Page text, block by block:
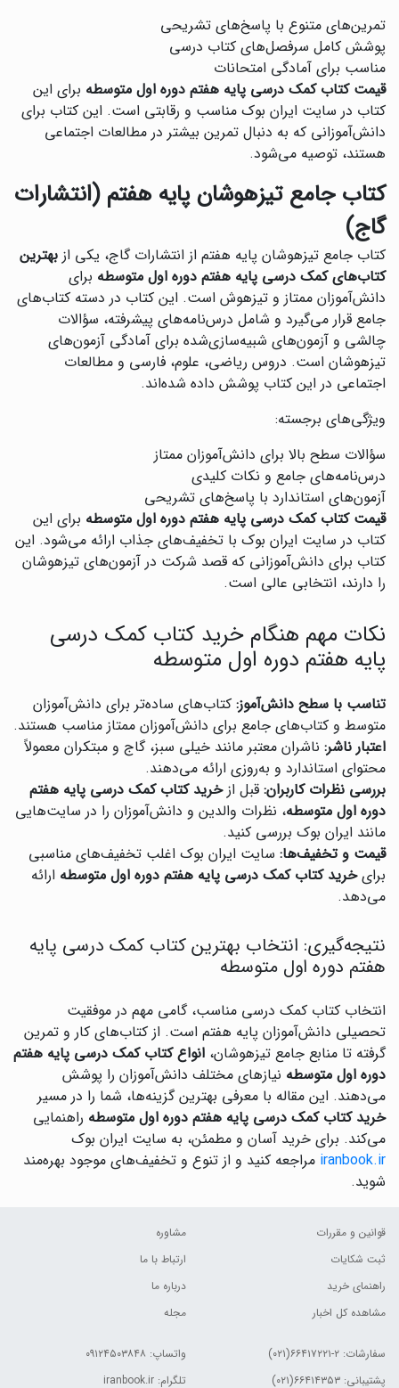
تمرین‌های متنوع با پاسخ‌های تشریحی
پوشش کامل سرفصل‌های کتاب درسی
مناسب برای آمادگی امتحانات
قیمت کتاب کمک درسی پایه هفتم دوره اول متوسطه برای این
کتاب در سایت ایران بوک مناسب و رقابتی است. این کتاب برای
دانش‌آموزانی که به دنبال تمرین بیشتر در مطالعات اجتماعی
هستند، توصیه می‌شود.
کتاب جامع تیزهوشان پایه هفتم (انتشارات
گاج)
کتاب جامع تیزهوشان پایه هفتم از انتشارات گاج، یکی از بهترین
کتاب‌های کمک درسی پایه هفتم دوره اول متوسطه برای
دانش‌آموزان ممتاز و تیزهوش است. این کتاب در دسته کتاب‌های
جامع قرار می‌گیرد و شامل درس‌نامه‌های پیشرفته، سؤالات
چالشی و آزمون‌های شبیه‌سازی‌شده برای آمادگی آزمون‌های
تیزهوشان است. دروس ریاضی، علوم، فارسی و مطالعات
اجتماعی در این کتاب پوشش داده شده‌اند.
ویژگی‌های برجسته:
سؤالات سطح بالا برای دانش‌آموزان ممتاز
درس‌نامه‌های جامع و نکات کلیدی
آزمون‌های استاندارد با پاسخ‌های تشریحی
قیمت کتاب کمک درسی پایه هفتم دوره اول متوسطه برای این
کتاب در سایت ایران بوک با تخفیف‌های جذاب ارائه می‌شود. این
کتاب برای دانش‌آموزانی که قصد شرکت در آزمون‌های تیزهوشان
را دارند، انتخابی عالی است.
نکات مهم هنگام خرید کتاب کمک درسی
پایه هفتم دوره اول متوسطه
تناسب با سطح دانش‌آموز: کتاب‌های ساده‌تر برای دانش‌آموزان
متوسط و کتاب‌های جامع برای دانش‌آموزان ممتاز مناسب هستند.
اعتبار ناشر: ناشران معتبر مانند خیلی سبز، گاج و مبتکران معمولاً
محتوای استاندارد و به‌روزی ارائه می‌دهند.
بررسی نظرات کاربران: قبل ازخرید کتاب کمک درسی پایه هفتم
دوره اول متوسطه، نظرات والدین و دانش‌آموزان را در سایت‌هایی
مانند ایران بوک بررسی کنید.
قیمت و تخفیف‌ها: سایت ایران بوک اغلب تخفیف‌های مناسبی
برایخرید کتاب کمک درسی پایه هفتم دوره اول متوسطه ارائه
می‌دهد.
نتیجه‌گیری: انتخاب بهترین کتاب کمک درسی پایه
هفتم دوره اول متوسطه
انتخاب کتاب کمک درسی مناسب، گامی مهم در موفقیت
تحصیلی دانش‌آموزان پایه هفتم است. از کتاب‌های کار و تمرین
گرفته تا منابع جامع تیزهوشان، انواع کتاب کمک درسی پایه هفتم
دوره اول متوسطه نیازهای مختلف دانش‌آموزان را پوشش
می‌دهند. این مقاله با معرفی بهترین گزینه‌ها، شما را در مسیر
خرید کتاب کمک درسی پایه هفتم دوره اول متوسطه راهنمایی
می‌کند. برای خرید آسان و مطمئن، به سایت ایران بوک
iranbook.ir مراجعه کنید و از تنوع و تخفیف‌های موجود بهره‌مند
شوید.
قوانین و مقررات
ثبت شکایات
راهنمای خرید
مشاهده کل اخبار
مشاوره
ارتباط با ما
درباره ما
مجله
سفارشات: ۲-۶۶۴۱۷۲۲۱(۰۲۱)
پشتیبانی: ۶۶۴۱۴۳۵۳(۰۲۱)
واتساپ: ۰۹۱۲۴۵۰۳۸۴۸
تلگرام: iranbook.ir